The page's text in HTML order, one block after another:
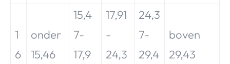
1
6
onder
15,46
15,4
7-
17,9
17,91
-
24,3
24,3
7-
29,4
boven
29,43